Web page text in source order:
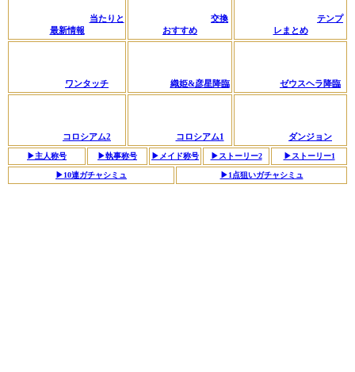
当たりと
最新情報
交換
おすすめ
テンプ
レまとめ
ワンタッチ 織姫&彦星降臨 ゼウスヘラ降臨
コロシアム2 コロシアム1 ダンジョン
▶︎主人称号 ▶︎執事称号 ▶︎メイド称号 ▶ストーリー2 ▶︎ストーリー1
▶︎10連ガチャシミュ ▶︎1点狙いガチャシミュ